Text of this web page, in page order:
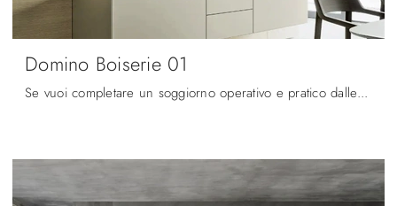
Domino Boiserie 01
Se vuoi completare un soggiorno operativo e pratico dalle linee moderne, ecco a te la parete attrezzata Domino Boiserie 01 Sangiacomo.